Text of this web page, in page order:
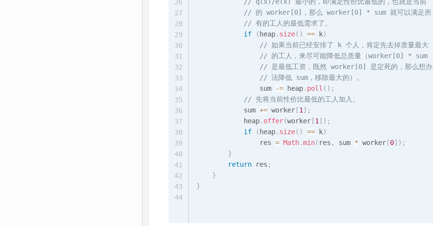
// 的 worker[0]，那么 worker[0] * sum 就可以满足所
// 有的工人的最低需求了。
if
( heap. size( ) == k)
// 如果当前已经安排了 k 个人，肯定先去掉质量最大
// 的工人，来尽可能降低总质量（worker[0] * sum
// 是最低工资，既然 worker[0] 是定死的，那么想办
// 法降低 sum，移除最大的）。
                sum
-= heap. poll ( ) ;
// 先将当前性价比最低的工人加入。
            sum
+= worker[1 ] ;
            heap
. offer(worker[1 ] ) ;
if
( heap. size( ) == k)
                res
= Math.min( res , sum * worker[0] ) ;
}
return res ;
}
}
26
27
28
29
30
31
32
33
34
35
36
37
38
39
40
41
42
43
44